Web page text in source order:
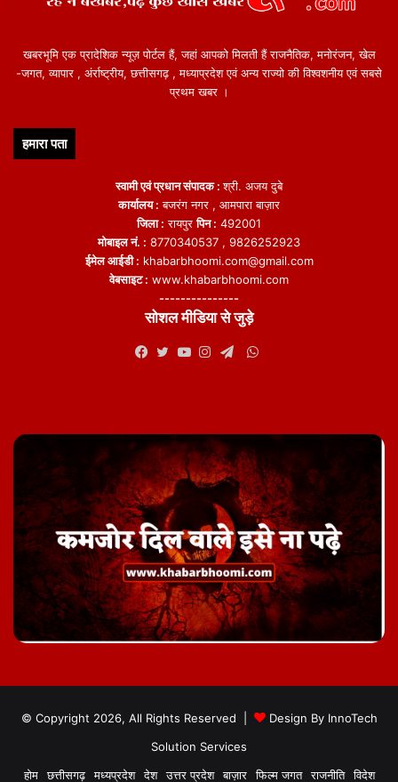
खबरभूमि एक प्रादेशिक न्यूज़ पोर्टल हैं, जहां आपको मिलती हैं राजनैतिक, मनोरंजन, खेल
-जगत, व्यापार , अंर्राष्ट्रीय, छत्तीसगढ़ , मध्याप्रदेश एवं अन्य राज्यो की विश्वशनीय एवं सबसे
प्रथम खबर ।
हमारा पता
स्वामी एवं प्रधान संपादक :श्री. अजय दुबे
कार्यालय : बजरंग नगर , आमपारा बाज़ार
जिला : रायपुरपिन : 492001
मोबाइल नं. : 8770340537 , 9826252923
ईमेल आईडी : khabarbhoomi.com@gmail.com
वेबसाइट : www.khabarbhoomi.com
---------------
सोशल मीडिया से जुड़े
WhatsApp
© Copyright 2026, All Rights Reserved | Design By InnoTech
Solution Services
होम
छत्तीसगढ़ मध्यप्रदेश देश उत्तर प्रदेश बाज़ार फिल्म जगत राजनीति विदेश